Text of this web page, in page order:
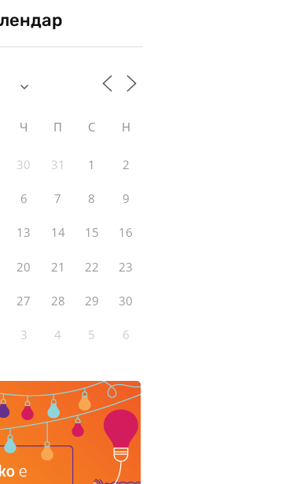
Ч П С Н
30 31 1 2
6 7 8 9
13 14 15 16
20 21 22 23
27 28 29 30
3 4 5 6